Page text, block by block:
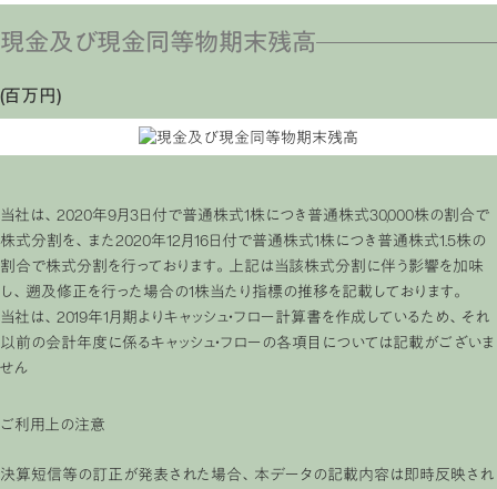
現金及び現金同等物期末残高
(百万円)
当社は、2020年9月3日付で普通株式1株につき普通株式30,000株の割合で
株式分割を、また2020年12月16日付で普通株式1株につき普通株式1.5株の
割合で株式分割を行っております。上記は当該株式分割に伴う影響を加味
し、遡及修正を行った場合の1株当たり指標の推移を記載しております。
当社は、2019年1月期よりキャッシュ・フロー計算書を作成しているため、それ
以前の会計年度に係るキャッシュ・フローの各項目については記載がございま
せん
ご利用上の注意
決算短信等の訂正が発表された場合、本データの記載内容は即時反映され